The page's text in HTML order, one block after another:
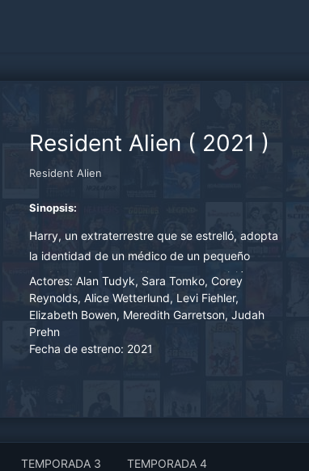
Resident Alien ( 2021 )
Resident Alien
Sinopsis:
Harry, un extraterrestre que se estrelló, adopta
la identidad de un médico de un pequeño
pueblo de Colorado. Llega con una misión
secreta y empieza a vivir una vida sencilla...
pero las cosas se complican cuando se ve
obligado a resolver un asesinato local y se da
cuenta de que debe asimilarse a su nuevo
Actores: Alan Tudyk, Sara Tomko, Corey
Reynolds, Alice Wetterlund, Levi Fiehler,
Elizabeth Bowen, Meredith Garretson, Judah
Prehn
Fecha de estreno: 2021
TEMPORADA 3 TEMPORADA 4